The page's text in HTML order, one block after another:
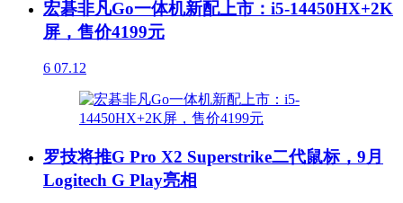
宏碁非凡Go一体机新配上市：i5-14450HX+2K
屏，售价4199元
6 07.12
罗技将推G Pro X2 Superstrike二代鼠标，9月
Logitech G Play亮相